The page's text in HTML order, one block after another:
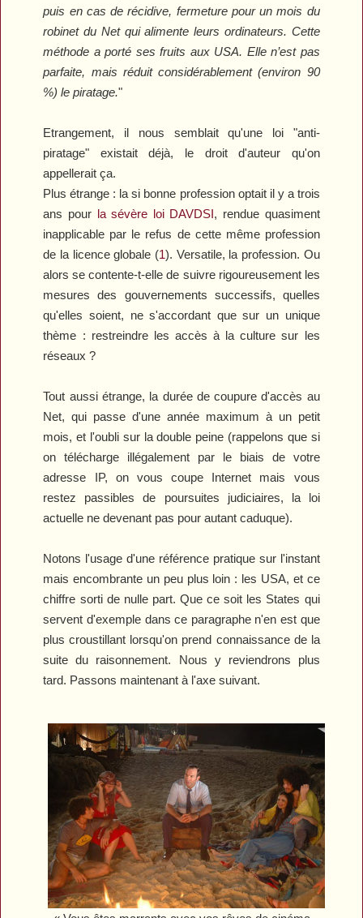
puis en cas de récidive, fermeture pour un mois du
robinet du Net qui alimente leurs ordinateurs. Cette
méthode a porté ses fruits aux USA. Elle n’est pas
parfaite, mais réduit considérablement (environ 90
%) le piratage."
Etrangement, il nous semblait qu'une loi "anti-
piratage" existait déjà, le droit d'auteur qu'on
appellerait ça.
Plus étrange : la si bonne profession optait il y a trois
ans pour la sévère loi DAVDSI, rendue quasiment
inapplicable par le refus de cette même profession
de la licence globale (1). Versatile, la profession. Ou
alors se contente-t-elle de suivre rigoureusement les
mesures des gouvernements successifs, quelles
qu'elles soient, ne s'accordant que sur un unique
thème : restreindre les accès à la culture sur les
réseaux ?
Tout aussi étrange, la durée de coupure d'accès au
Net, qui passe d'une année maximum à un petit
mois, et l'oubli sur la double peine (rappelons que si
on télécharge illégalement par le biais de votre
adresse IP, on vous coupe Internet mais vous
restez passibles de poursuites judiciaires, la loi
actuelle ne devenant pas pour autant caduque).
Notons l'usage d'une référence pratique sur l'instant
mais encombrante un peu plus loin : les USA, et ce
chiffre sorti de nulle part. Que ce soit les States qui
servent d'exemple dans ce paragraphe n'en est que
plus croustillant lorsqu'on prend connaissance de la
suite du raisonnement. Nous y reviendrons plus
tard. Passons maintenant à l'axe suivant.